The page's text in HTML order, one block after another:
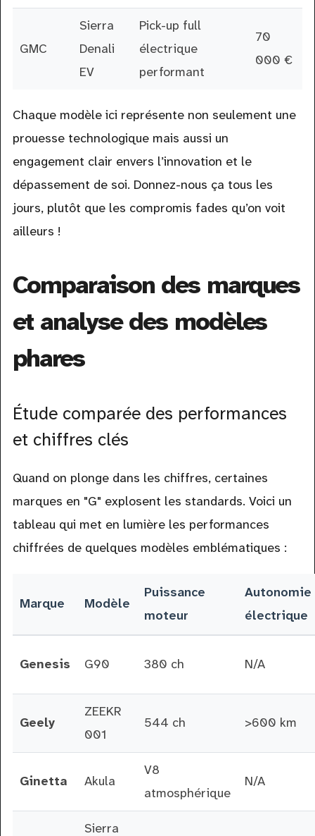
GMC
Sierra
Denali
EV
Pick-up full
électrique
performant
70
000 €
Chaque modèle ici représente non seulement une
prouesse technologique mais aussi un
engagement clair envers l’innovation et le
dépassement de soi. Donnez-nous ça tous les
jours, plutôt que les compromis fades qu’on voit
ailleurs !
Comparaison des marques
et analyse des modèles
phares
Étude comparée des performances
et chiffres clés
Quand on plonge dans les chiffres, certaines
marques en "G" explosent les standards. Voici un
tableau qui met en lumière les performances
chiffrées de quelques modèles emblématiques :
Marque Modèle
Puissance
moteur
Autonomie
électrique
Genesis G90 380 ch N/A
Geely
ZEEKR
001
544 ch >600 km
Ginetta Akula
V8
atmosphérique
N/A
Sierra